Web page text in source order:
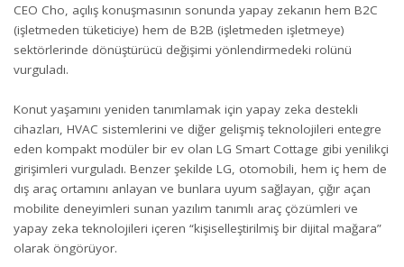
CEO Cho, açılış konuşmasının sonunda yapay zekanın hem B2C
(işletmeden tüketiciye) hem de B2B (işletmeden işletmeye)
sektörlerinde dönüştürücü değişimi yönlendirmedeki rolünü
vurguladı.
Konut yaşamını yeniden tanımlamak için yapay zeka destekli
cihazları, HVAC sistemlerini ve diğer gelişmiş teknolojileri entegre
eden kompakt modüler bir ev olan LG Smart Cottage gibi yenilikçi
girişimleri vurguladı. Benzer şekilde LG, otomobili, hem iç hem de
dış araç ortamını anlayan ve bunlara uyum sağlayan, çığır açan
mobilite deneyimleri sunan yazılım tanımlı araç çözümleri ve
yapay zeka teknolojileri içeren “kişiselleştirilmiş bir dijital mağara”
olarak öngörüyor.